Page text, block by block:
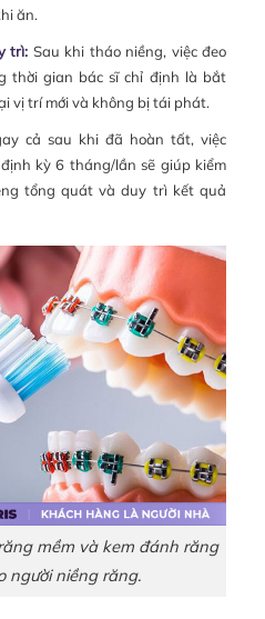
ăn.
trì: Sau khi tháo niềng, việc đeo
thời gian bác sĩ chỉ định là bắt
vị trí mới và không bị tái phát.
cả sau khi đã hoàn tất, việc
kỳ 6 tháng/lần sẽ giúp kiểm
tổng quát và duy trì kết quả
mềm và kem đánh răng
người niềng răng.